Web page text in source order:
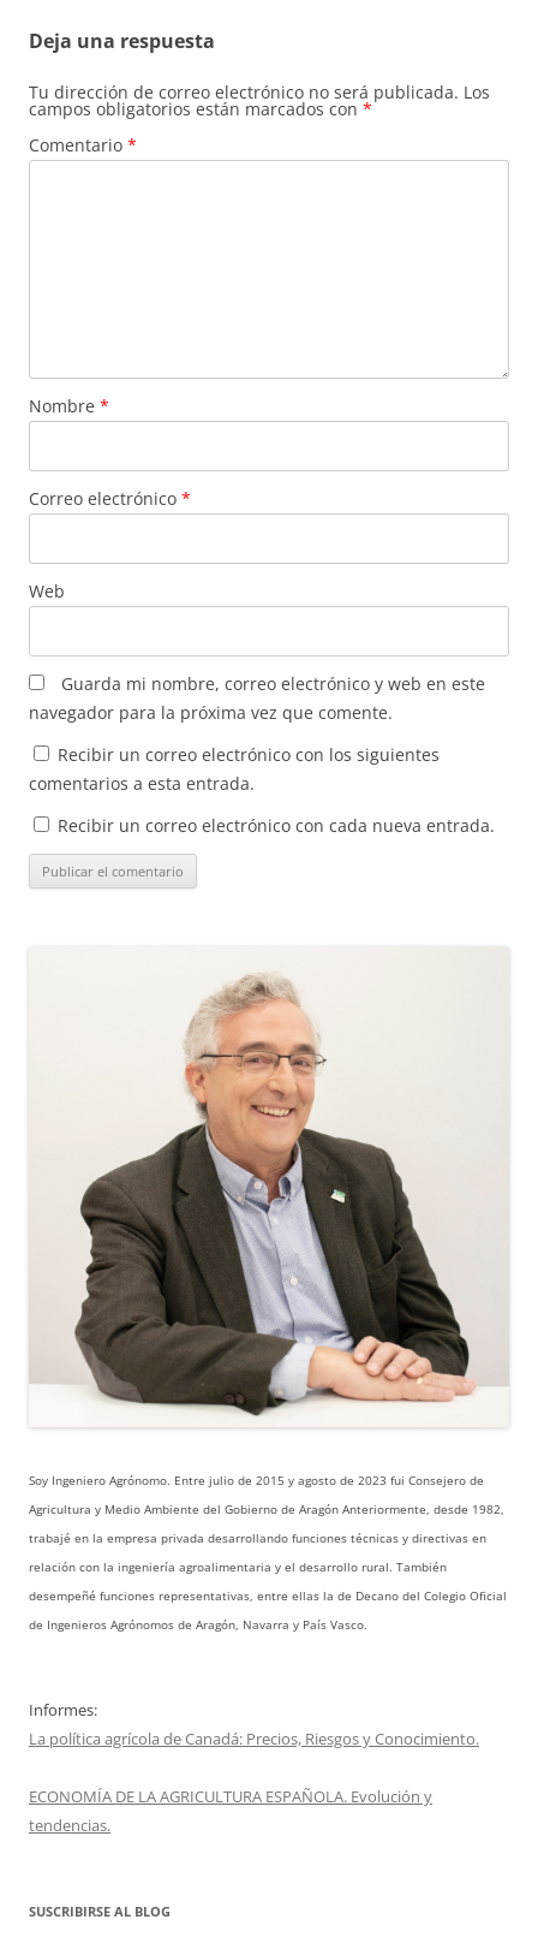
Deja una respuesta
Tu dirección de correo electrónico no será publicada. Los
campos obligatorios están marcados con *
Comentario *
Nombre *
Correo electrónico *
Web
Guarda mi nombre, correo electrónico y web en este
navegador para la próxima vez que comente.
Recibir un correo electrónico con los siguientes
comentarios a esta entrada.
Recibir un correo electrónico con cada nueva entrada.
Soy Ingeniero Agrónomo. Entre julio de 2015 y agosto de 2023 fui Consejero de
Agricultura y Medio Ambiente del Gobierno de Aragón Anteriormente, desde 1982,
trabajé en la empresa privada desarrollando funciones técnicas y directivas en
relación con la ingeniería agroalimentaria y el desarrollo rural. También
desempeñé funciones representativas, entre ellas la de Decano del Colegio Oficial
de Ingenieros Agrónomos de Aragón, Navarra y País Vasco.
Informes:
La política agrícola de Canadá: Precios, Riesgos y Conocimiento.
ECONOMÍA DE LA AGRICULTURA ESPAÑOLA. Evolución y
tendencias.
SUSCRIBIRSE AL BLOG